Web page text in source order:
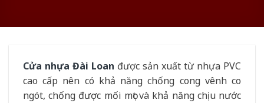
Cửa nhựa Đài Loan được sản xuất từ nhựa PVC
cao cấp nên có khả năng chống cong vênh co
ngót, chống được mối mọt và khả năng chịu nước